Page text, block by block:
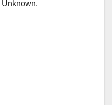
Unknown.